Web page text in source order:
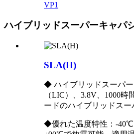
VP1
ハイブリッドスーパーキャパ
SLA(H)
◆ ハイブリッドスーパー
（LIC）、3.8V、1000時
ードのハイブリッドスー
◆優れた温度特性：-40℃